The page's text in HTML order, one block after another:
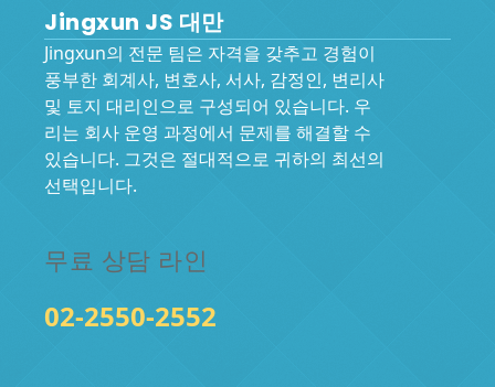
Jingxun JS 대만
Jingxun의 전문 팀은 자격을 갖추고 경험이
풍부한 회계사, 변호사, 서사, 감정인, 변리사
및 토지 대리인으로 구성되어 있습니다. 우
리는 회사 운영 과정에서 문제를 해결할 수
있습니다. 그것은 절대적으로 귀하의 최선의
선택입니다.
무료 상담 라인
02-2550-2552